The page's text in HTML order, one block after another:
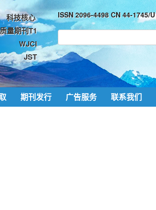
科技核心
量期刊T1
WJCI
JST
ISSN 2096-4498 CN 44-1745/U
期刊发行 广告服务 联系我们